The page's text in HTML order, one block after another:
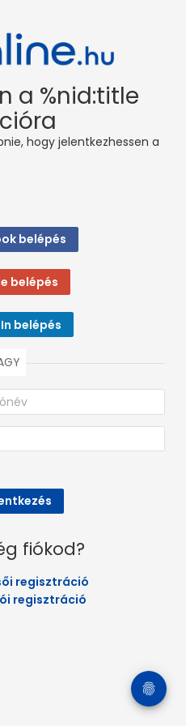
a %nid:title
hogy jelentkezhessen a
belépés
belépés
belépés
fiókod?
regisztráció
regisztráció